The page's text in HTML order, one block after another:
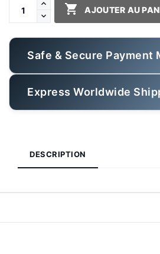
 AJOUTER AU
Safe & Secure Payment
Express Worldwide
DESCRIPTION